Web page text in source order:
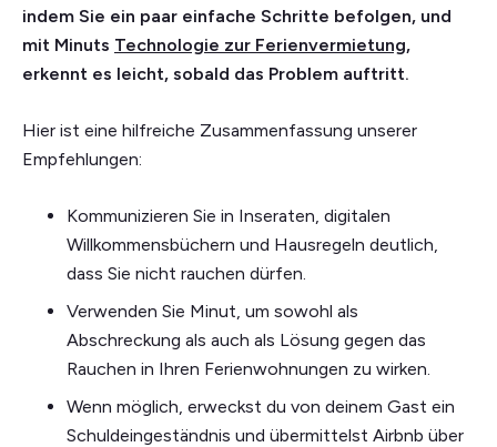
indem Sie ein paar einfache Schritte befolgen, und
mit Minuts Technologie zur Ferienvermietung,
erkennt es leicht, sobald das Problem auftritt.
Hier ist eine hilfreiche Zusammenfassung unserer
Empfehlungen:
Kommunizieren Sie in Inseraten, digitalen
Willkommensbüchern und Hausregeln deutlich,
dass Sie nicht rauchen dürfen.
Verwenden Sie Minut, um sowohl als
Abschreckung als auch als Lösung gegen das
Rauchen in Ihren Ferienwohnungen zu wirken.
Wenn möglich, erweckst du von deinem Gast ein
Schuldeingeständnis und übermittelst Airbnb über